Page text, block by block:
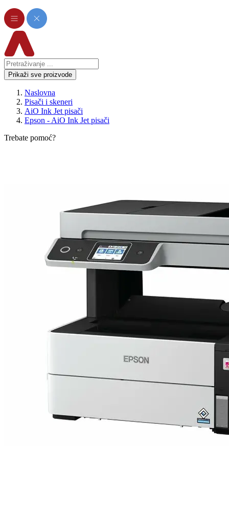
Prikaži sve proizvode
Naslovna
Pisači i skeneri
AiO Ink Jet pisači
Epson - AiO Ink Jet pisači
Trebate pomoć?